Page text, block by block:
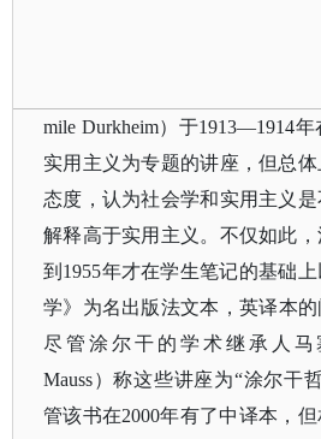
mile Durkheim）于1913—1914
实用主义为专题的讲座，但总
态度，认为社会学和实用主义
解释高于实用主义。不仅如此
到1955年才在学生笔记的基础
学》为名出版法文本，英译本的
尽管涂尔干的学术继承人马
Mauss）称这些讲座为“涂尔干
管该书在2000年有了中译本，